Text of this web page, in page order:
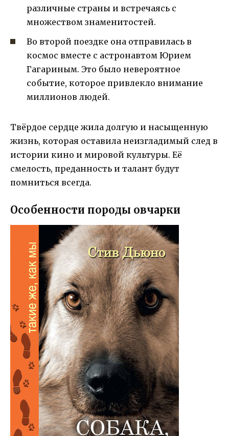
различные страны и встречаясь с
множеством знаменитостей.
Во второй поездке она отправилась в
космос вместе с астронавтом Юрием
Гагариным. Это было невероятное
событие, которое привлекло внимание
миллионов людей.
Твёрдое сердце жила долгую и насыщенную
жизнь, которая оставила неизгладимый след в
истории кино и мировой культуры. Её
смелость, преданность и талант будут
помниться всегда.
Особенности породы овчарки